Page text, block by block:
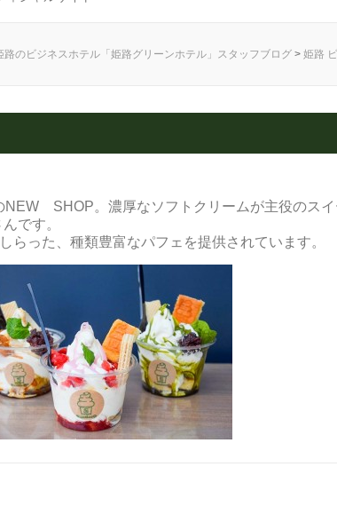
路のビジネスホテル「姫路グリーンホテル」スタッフブログ > 姫路
NEW SHOP。濃厚なソフトクリームが主役のスイ
です。
らった、種類豊富なパフェを提供されています。